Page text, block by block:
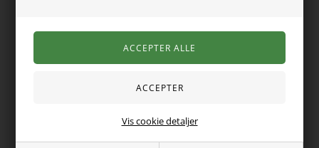
Vis cookie detaljer
Vælg Størrelse
Et par virkelig lækre bukser fra Name it med brede ben og i
rib. Bukserne har en lille flæsekant i taljen, hvor der også er